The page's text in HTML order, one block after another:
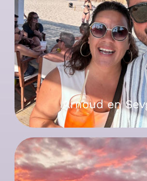
Arnoud en